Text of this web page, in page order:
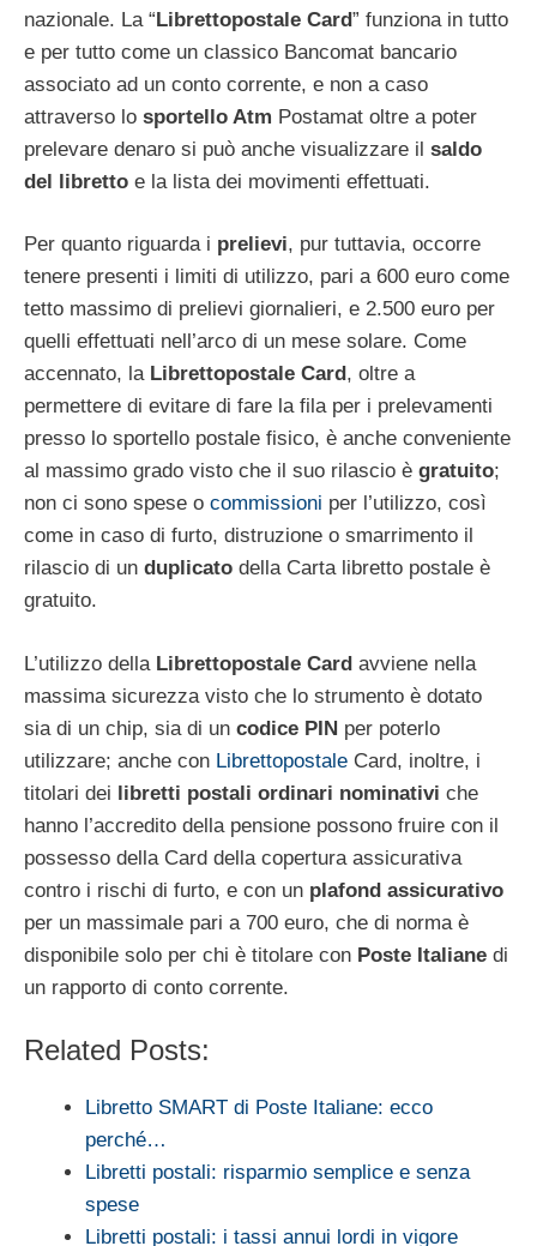
nazionale. La “Librettopostale Card” funziona in tutto
e per tutto come un classico Bancomat bancario
associato ad un conto corrente, e non a caso
attraverso lo sportello Atm Postamat oltre a poter
prelevare denaro si può anche visualizzare il saldo
del libretto e la lista dei movimenti effettuati.
Per quanto riguarda i prelievi, pur tuttavia, occorre
tenere presenti i limiti di utilizzo, pari a 600 euro come
tetto massimo di prelievi giornalieri, e 2.500 euro per
quelli effettuati nell’arco di un mese solare. Come
accennato, la Librettopostale Card , oltre a
permettere di evitare di fare la fila per i prelevamenti
presso lo sportello postale fisico, è anche conveniente
al massimo grado visto che il suo rilascio è gratuito;
non ci sono spese o commissioni per l’utilizzo, così
come in caso di furto, distruzione o smarrimento il
rilascio di un duplicato della Carta libretto postale è
gratuito.
L’utilizzo della Librettopostale Card avviene nella
massima sicurezza visto che lo strumento è dotato
sia di un chip, sia di un codice PIN per poterlo
utilizzare; anche con Librettopostale Card, inoltre, i
titolari dei libretti postali ordinari nominativi che
hanno l’accredito della pensione possono fruire con il
possesso della Card della copertura assicurativa
contro i rischi di furto, e con un plafond assicurativo
per un massimale pari a 700 euro, che di norma è
disponibile solo per chi è titolare con Poste Italiane di
un rapporto di conto corrente.
Related Posts:
Libretto SMART di Poste Italiane: ecco
perché…
Libretti postali: risparmio semplice e senza
spese
Libretti postali: i tassi annui lordi in vigore